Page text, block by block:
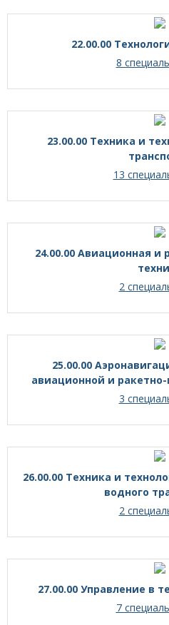
22.00.00
8
23.00.00 Техника и
13
24.00.00 Авиационная и
2
25.00.00
авиационной и
3
26.00.00 Техника и
водного
2
27.00.00 Управление в
7